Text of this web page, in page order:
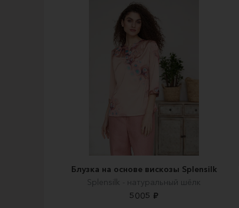
Блузка на основе вискозы Splensilk
Splensilk - натуральный шёлк
5005 ₽